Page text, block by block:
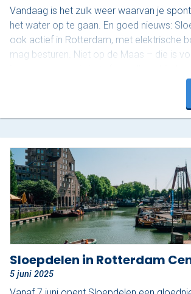
Vandaag is het zulk weer waarvan je
het water op te gaan. En goed nieuws:
ook actief in Rotterdam, met elektrische
mag besturen. Niet op de Maas – die is
Haven. En dat maakt het juist zo relaxed.
mooiste stukje van Rotterdam De Oude
Sloepdelen in Rotterdam
5 juni 2025